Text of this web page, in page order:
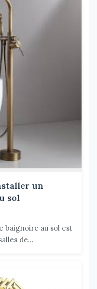
un
sol
baignoire au sol est
de...